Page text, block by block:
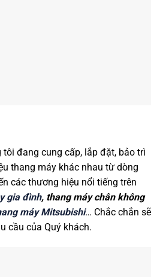
tôi đang cung cấp, lắp đặt, bảo trì
thang máy khác nhau từ dòng
các thương hiệu nổi tiếng trên
gia đình, thang máy chân không
máy Mitsubishi… Chắc chắn sẽ
cầu của Quý khách.